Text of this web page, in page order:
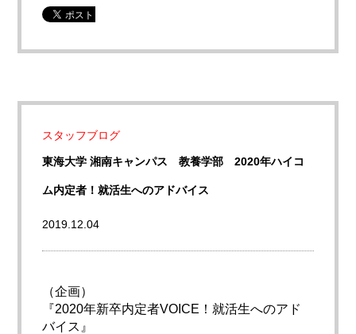
スタッフブログ
東海大学 湘南キャンパス 教養学部 2020年ハイコ
ム内定者！就活生へのアドバイス
2019.12.04
（企画）
『2020年新卒内定者VOICE！就活生へのアド
バイス』